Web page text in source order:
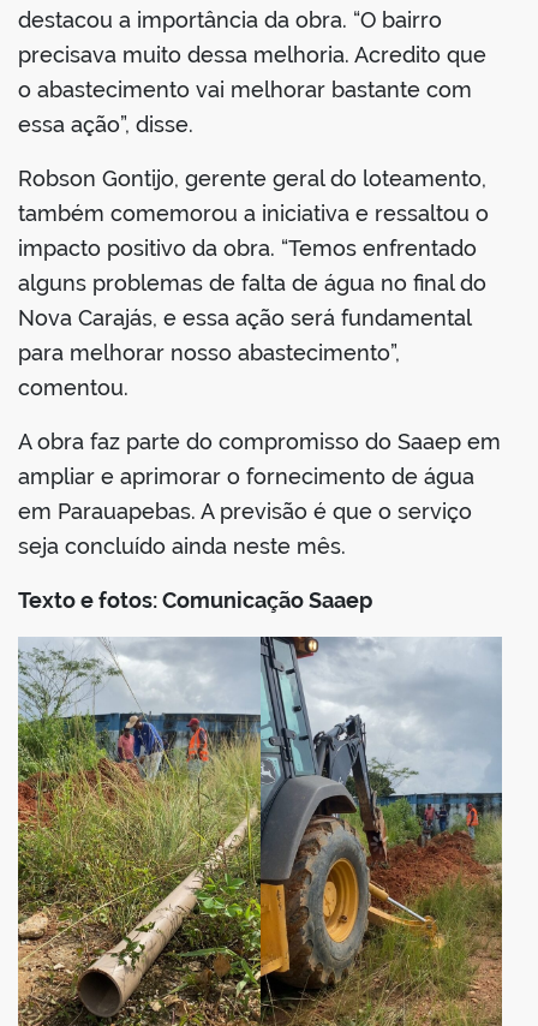
destacou a importância da obra. “O bairro
precisava muito dessa melhoria. Acredito que
o abastecimento vai melhorar bastante com
essa ação”, disse.
Robson Gontijo, gerente geral do loteamento,
também comemorou a iniciativa e ressaltou o
impacto positivo da obra. “Temos enfrentado
alguns problemas de falta de água no final do
Nova Carajás, e essa ação será fundamental
para melhorar nosso abastecimento”,
comentou.
A obra faz parte do compromisso do Saaep em
ampliar e aprimorar o fornecimento de água
em Parauapebas. A previsão é que o serviço
seja concluído ainda neste mês.
Texto e fotos: Comunicação Saaep